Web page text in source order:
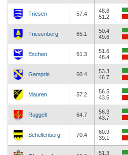
Triesen 57.4
48.8
51.2
Triesenberg 65.1
50.4
49.6
Eschen 61.3
51.6
48.4
Gamprin 60.4
53.3
46.7
Mauren 57.2
56.5
43.5
Ruggell 64.7
56.3
43.7
Schellenberg 70.4
60.9
39.1
51.3